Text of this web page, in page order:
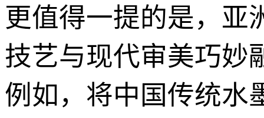
更值得一提的是，亚
技艺与现代审美巧妙
例如，将中国传统水